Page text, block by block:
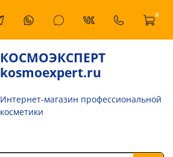
0
КОСМОЭКСПЕРТ
kosmoexpert.ru
Интернет-магазин профессиональной
косметики